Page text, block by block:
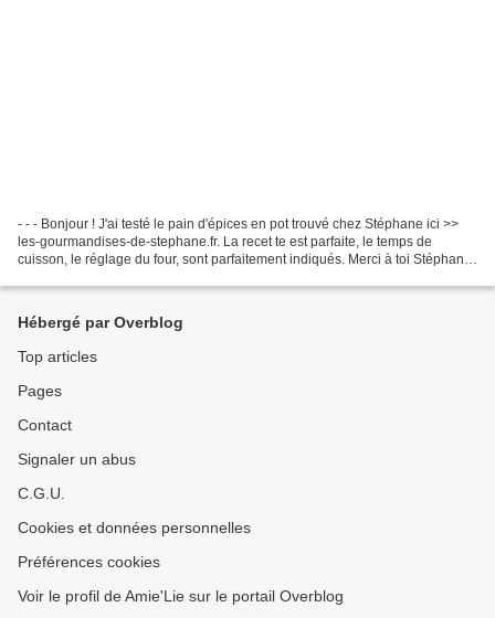
- - - Bonjour ! J'ai testé le pain d'épices en pot trouvé chez Stéphane ici >>
les-gourmandises-de-stephane.fr. La recet te est parfaite, le temps de
cuisson, le réglage du four, sont parfaitement indiqués. Merci à toi Stéphane.
Hébergé par Overblog
Top articles
Pages
Contact
Signaler un abus
C.G.U.
Cookies et données personnelles
Préférences cookies
Voir le profil de Amie'Lie sur le portail Overblog